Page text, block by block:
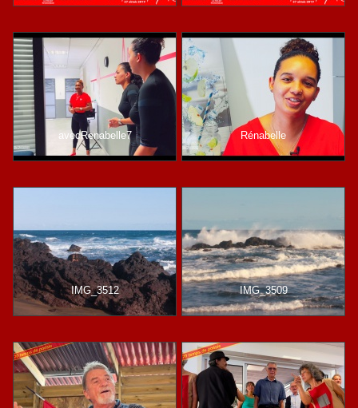
avecRenabelle7 Rénabelle
IMG_3512 IMG_3509